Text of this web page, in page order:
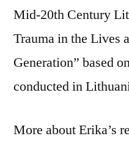
Mid-20th Century
Trauma in the Lives
Generation” based
conducted in
More about Erika’s